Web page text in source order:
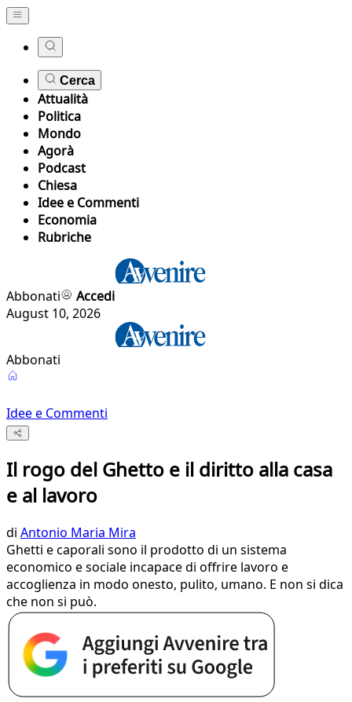
Cerca
Attualità
Politica
Mondo
Agorà
Podcast
Chiesa
Idee e Commenti
Economia
Rubriche
Abbonati
Accedi
August 10, 2026
Abbonati
Idee e Commenti
Il rogo del Ghetto e il diritto alla casa
e al lavoro
di Antonio Maria Mira
Ghetti e caporali sono il prodotto di un sistema
economico e sociale incapace di offrire lavoro e
accoglienza in modo onesto, pulito, umano. E non si dica
che non si può.